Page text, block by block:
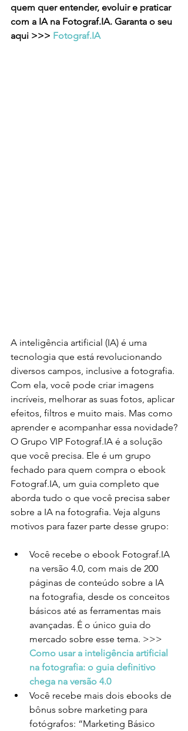
quem quer entender, evoluir e praticar
com a IA na Fotograf.IA. Garanta o seu
aqui >>> Fotograf.IA
A inteligência artificial (IA) é uma
tecnologia que está revolucionando
diversos campos, inclusive a fotografia.
Com ela, você pode criar imagens
incríveis, melhorar as suas fotos, aplicar
efeitos, filtros e muito mais. Mas como
aprender e acompanhar essa novidade?
O Grupo VIP Fotograf.IA é a solução
que você precisa. Ele é um grupo
fechado para quem compra o ebook
Fotograf.IA, um guia completo que
aborda tudo o que você precisa saber
sobre a IA na fotografia. Veja alguns
motivos para fazer parte desse grupo:
Você recebe o ebook Fotograf.IA
na versão 4.0, com mais de 200
páginas de conteúdo sobre a IA
na fotografia, desde os conceitos
básicos até as ferramentas mais
avançadas. É o único guia do
mercado sobre esse tema. >>>
Como usar a inteligência artificial
na fotografia: o guia definitivo
chega na versão 4.0
Você recebe mais dois ebooks de
bônus sobre marketing para
fotógrafos: “Marketing Básico